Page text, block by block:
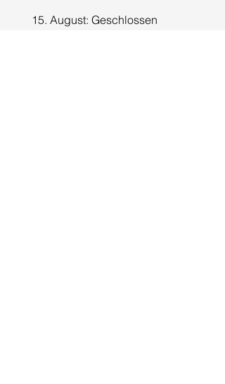
15. August: Geschlossen